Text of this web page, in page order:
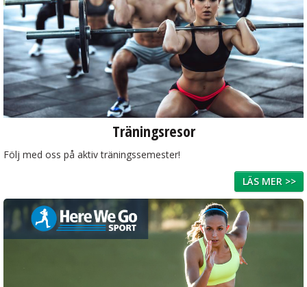
Träningsresor
Följ med oss på aktiv träningssemester!
LÄS MER >>